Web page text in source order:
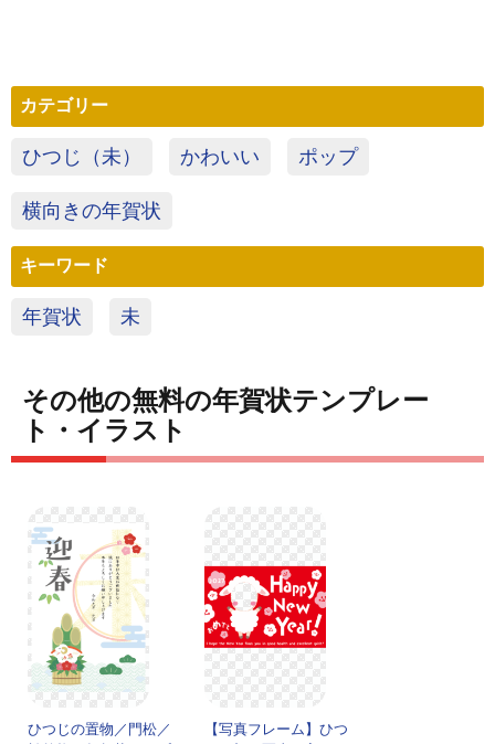
カテゴリー
ひつじ（未） かわいい ポップ
横向きの年賀状
キーワード
年賀状 未
その他の無料の年賀状テンプレー
ト・イラスト
ひつじの置物／門松／
【写真フレーム】ひつ